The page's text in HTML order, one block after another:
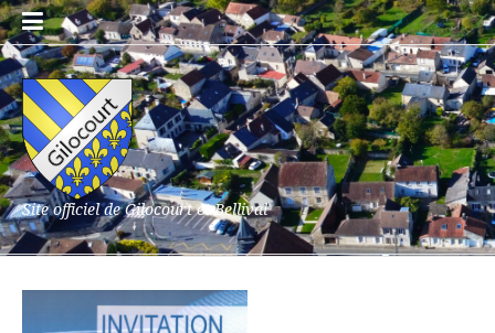
Aller
au
contenu
Site officiel de Gilocourt et Bellival